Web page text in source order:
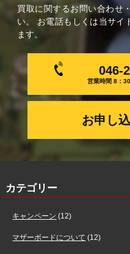
買取に関するお問い合わせ
い。 お電話もしくは当サイ
ます。
046-
営業時間 8：
お申し
カテゴリー
キャンペーン (12)
マザーボードについて (12)